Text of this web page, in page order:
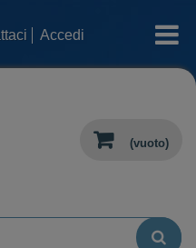
Accedi categorie
(vuoto)